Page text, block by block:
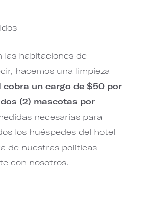
las habitaciones de
hacemos una limpieza
un cargo de $50 por
(2) mascotas por
necesarias para
los huéspedes del hotel
de nuestras políticas
con nosotros.